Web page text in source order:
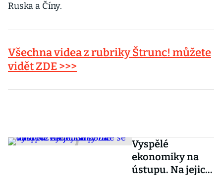
Ruska a Číny.
Všechna videa z rubriky Štrunc! můžete
vidět ZDE >>>
Vyspělé
ekonomiky na
ústupu. Na jejich